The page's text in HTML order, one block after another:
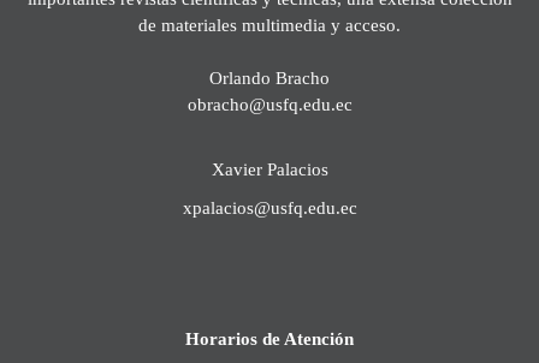
de materiales multimedia y acceso.
Orlando Bracho
obracho@usfq.edu.ec
Xavier Palacios
xpalacios@usfq.edu.ec
Horarios de Atención